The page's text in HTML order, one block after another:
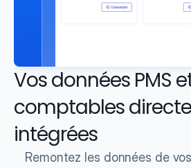
Vos données PMS
comptables
intégrées
Remontez les données de